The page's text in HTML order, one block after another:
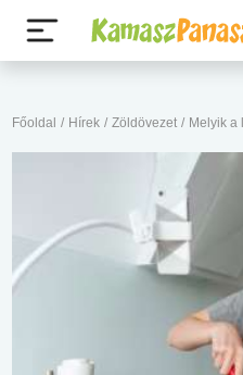
Főoldal / Hírek / Zöldövezet / Melyik a